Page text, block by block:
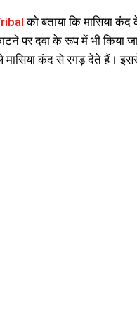
को बताया कि मासिया
पर दवा के रूप में भी किया
कंद से रगड़ देते हैं।